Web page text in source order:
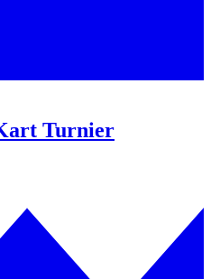
Turnier